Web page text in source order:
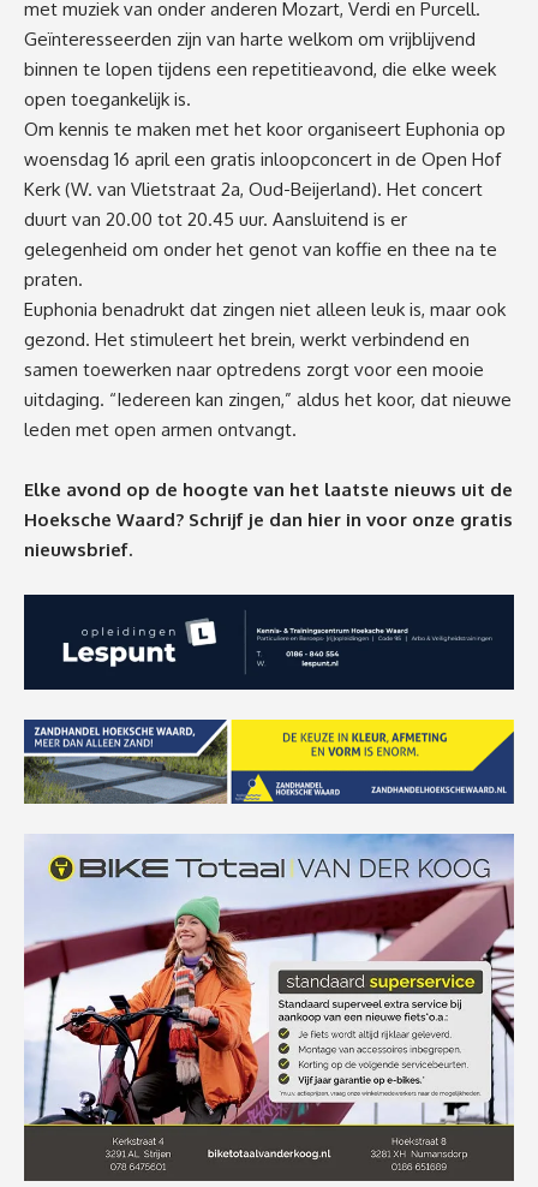
met muziek van onder anderen Mozart, Verdi en Purcell.
Geïnteresseerden zijn van harte welkom om vrijblijvend
binnen te lopen tijdens een repetitieavond, die elke week
open toegankelijk is.
Om kennis te maken met het koor organiseert Euphonia op
woensdag 16 april een gratis inloopconcert in de Open Hof
Kerk (W. van Vlietstraat 2a, Oud-Beijerland). Het concert
duurt van 20.00 tot 20.45 uur. Aansluitend is er
gelegenheid om onder het genot van koffie en thee na te
praten.
Euphonia benadrukt dat zingen niet alleen leuk is, maar ook
gezond. Het stimuleert het brein, werkt verbindend en
samen toewerken naar optredens zorgt voor een mooie
uitdaging. “Iedereen kan zingen,” aldus het koor, dat nieuwe
leden met open armen ontvangt.
Elke avond op de hoogte van het laatste nieuws uit de
Hoeksche Waard? Schrijf je dan hier in voor onze gratis
nieuwsbrief.